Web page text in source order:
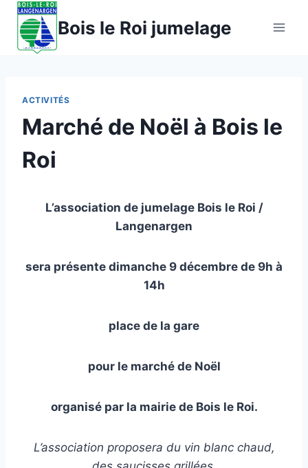
Aller
contenu
Bois le Roi jumelage
ACTIVITÉS
Marché de Noël à Bois le
Roi
L’association de jumelage Bois le Roi /
Langenargen
sera présente dimanche 9 décembre de 9h à
14h
place de la gare
pour le marché de Noël
organisé par la mairie de Bois le Roi.
L’association proposera du vin blanc chaud,